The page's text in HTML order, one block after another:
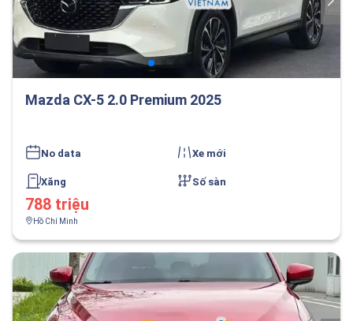
Mazda CX-5 2.0 Premium 2025
No data Xe mới
Xăng Số sàn
788 triệu
Hồ Chí Minh